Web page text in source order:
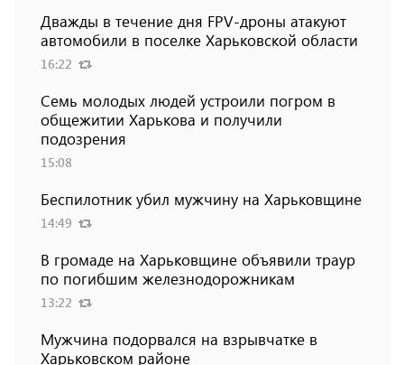
Дважды в течение дня FPV-дроны атакуют
автомобили в поселке Харьковской области
16:22
Семь молодых людей устроили погром в
общежитии Харькова и получили
подозрения
15:08
Беспилотник убил мужчину на Харьковщине
14:49
В громаде на Харьковщине объявили траур
по погибшим железнодорожникам
13:22
Мужчина подорвался на взрывчатке в
Харьковском районе